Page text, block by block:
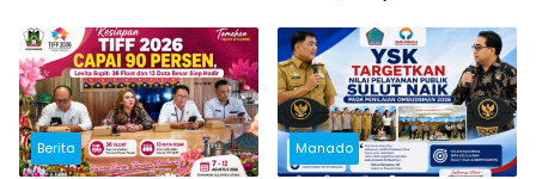
Pendidikan
Berita Manado